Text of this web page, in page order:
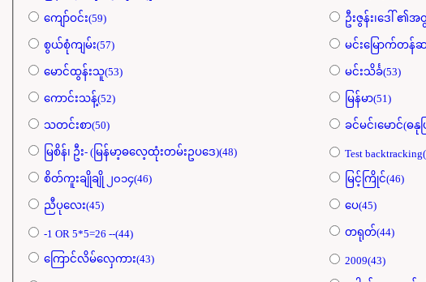
ကျော်ဝင်း(59) ဦးဇွန်း၊ဒေါ် ၏အတ္
စွယ်စုံကျမ်း(57) မင်းမြောက်တန်ဆာ
မောင်ထွန်းသူ(53) မင်းသိင်္ခ(53)
ကောင်းသန့်(52) မြန်မာ(51)
သတင်းစာ(50) ခင်မင်၊မောင်(ဓနု
မြစိန်၊ ဦး- (မြန်မာ့ဓလေ့ထုံးတမ်းဥပဒေ)(48) Test
စိတ်ကူးချိုချို ၂၀၁၄(46) မြင့်ကြိုင်(46)
ညီပုလေး(45) ပေ(45)
-1 OR 5*5=26 --(44) တရုတ်(44)
ကြောင်လိမ်လှေကား(43) 2009(43)